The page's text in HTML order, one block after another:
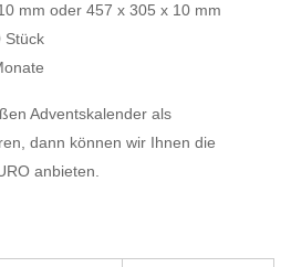
mm oder 457 x 305 x 10 mm
Stück
Adventskalender als
dann können wir Ihnen die
anbieten.